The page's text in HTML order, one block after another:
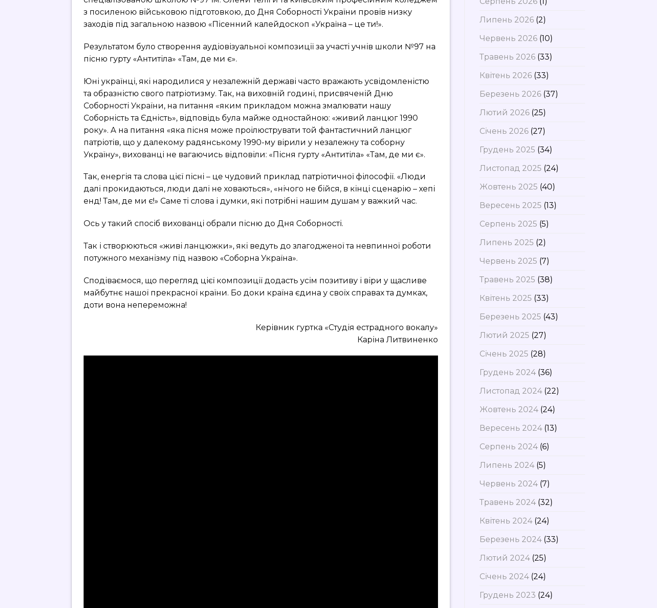
з посиленою військовою підготовкою, до Дня Соборності України провів низку
заходів під загальною назвою «Пісенний калейдоскоп «Україна – це ти!».
Результатом було створення аудіовізуальної композиції за участі учнів школи №97 на
пісню гурту «Антитіла» «Там, де ми є».
Юні українці, які народилися у незалежній державі часто вражають усвідомленістю
та образністю свого патріотизму. Так, на виховній годині, присвяченій Дню
Соборності України, на питання «яким прикладом можна змалювати нашу
Соборність та Єдність», відповідь була майже одностайною: «живий ланцюг 1990
року». А на питання «яка пісня може проілюструвати той фантастичний ланцюг
патріотів, що у далекому радянському 1990-му вірили у незалежну та соборну
Україну», вихованці не вагаючись відповіли: «Пісня гурту «Антитіла» «Там, де ми є».
Так, енергія та слова цієї пісні – це чудовий приклад патріотичної філософії. «Люди
далі прокидаються, люди далі не ховаються», «нічого не бійся, в кінці сценарію – хепі
енд! Там, де ми є!» Саме ті слова і думки, які потрібні нашим душам у важкий час.
Ось у такий спосіб вихованці обрали пісню до Дня Соборності.
Так і створюються «живі ланцюжки», які ведуть до злагодженої та невпинної роботи
потужного механізму під назвою «Соборна Україна».
Сподіваємося, що перегляд цієї композиції додасть усім позитиву і віри у щасливе
майбутнє нашої прекрасної країни. Бо доки країна єдина у своїх справах та думках,
доти вона непереможна!
Керівник гуртка «Студія естрадного вокалу»
Каріна Литвиненко
Липень 2026(2)
Червень 2026(10)
Травень 2026(33)
Квітень 2026(33)
Березень 2026(37)
Лютий 2026(25)
Січень 2026(27)
Грудень 2025 (34)
Листопад 2025 (24)
Жовтень 2025 (40)
Вересень 2025 (13)
Серпень 2025 (5)
Липень 2025 (2)
Червень 2025 (7)
Травень 2025 (38)
Квітень 2025 (33)
Березень 2025 (43)
Лютий 2025 (27)
Січень 2025 (28)
Грудень 2024(36)
Листопад 2024(22)
Жовтень 2024(24)
Вересень 2024(13)
Серпень 2024(6)
Липень 2024(5)
Червень 2024(7)
Травень 2024(32)
Квітень 2024(24)
Березень 2024(33)
Лютий 2024(25)
Січень 2024(24)
Грудень 2023 (24)